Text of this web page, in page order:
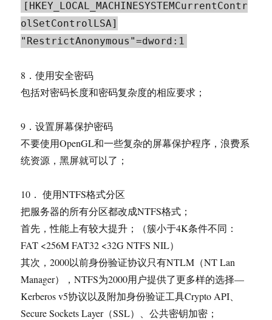
[HKEY_LOCAL_MACHINESYSTEMCurrentContr
olSetControlLSA]
"RestrictAnonymous"=dword:1
8．使用安全密码
包括对密码长度和密码复杂度的相应要求；
9．设置屏幕保护密码
不要使用OpenGL和一些复杂的屏幕保护程序，浪费系
统资源，黑屏就可以了；
10． 使用NTFS格式分区
把服务器的所有分区都改成NTFS格式；
首先，性能上有较大提升；（簇小于4K条件不同：
FAT <256M FAT32 <32G NTFS NIL）
其次，2000以前身份验证协议只有NTLM（NT Lan
Manager），NTFS为2000用户提供了更多样的选择—
Kerberos v5协议以及附加身份验证工具Crypto API、
Secure Sockets Layer（SSL）、公共密钥加密；